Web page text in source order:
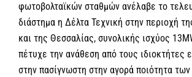
φωτοβολταϊκών σταθμών ανέλαβε το
διάστημα η Δέλτα Τεχνική στην περιοχή
και της Θεσσαλίας, συνολικής ισχύος
πέτυχε την ανάθεση από τους ιδιοκτήτες
στην πασίγνωστη στην αγορά ποιότητα